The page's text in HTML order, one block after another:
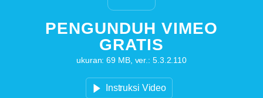
PENGUNDUH VIMEO
GRATIS
ukuran: 69 MB, ver.: 5.3.2.110
Instruksi Video